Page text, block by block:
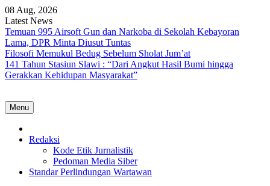
Skip
to
content
08 Aug, 2026
Latest News
Temuan 995 Airsoft Gun dan Narkoba di Sekolah Kebayoran
Lama, DPR Minta Diusut Tuntas
Filosofi Memukul Bedug Sebelum Sholat Jum’at
141 Tahun Stasiun Slawi : “Dari Angkut Hasil Bumi hingga
Gerakkan Kehidupan Masyarakat”
Menu
Redaksi
Kode Etik Jurnalistik
Pedoman Media Siber
Standar Perlindungan Wartawan